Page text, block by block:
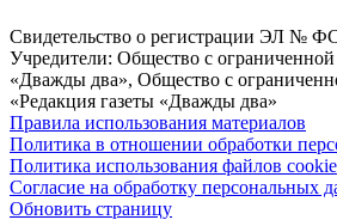
Свидетельство о регистрации ЭЛ №
Учредители: Общество с ограниченной
«Дважды два», Общество с
«Редакция газеты «Дважды два»
Правила использования материалов
Политика в отношении обработки
Политика использования файлов cookie
Согласие на обработку персональных
Обновить страницу